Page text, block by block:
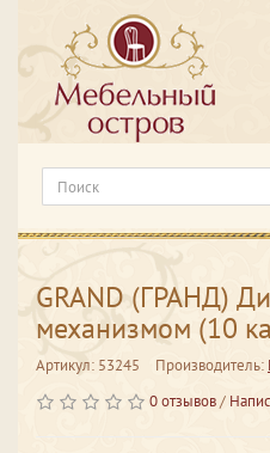
GRAND (ГРАНД)
механизмом (10
Артикул: 53245 Производитель:
0 отзывов/